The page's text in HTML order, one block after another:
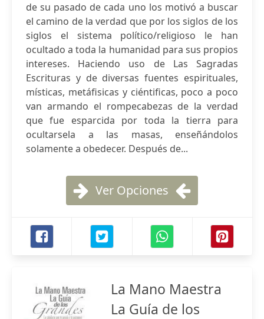
de su pasado de cada uno los motivó a buscar
el camino de la verdad que por los siglos de los
siglos el sistema político/religioso le han
ocultado a toda la humanidad para sus propios
intereses. Haciendo uso de Las Sagradas
Escrituras y de diversas fuentes espirituales,
místicas, metáfisicas y ciéntificas, poco a poco
van armando el rompecabezas de la verdad
que fue esparcida por toda la tierra para
ocultarsela a las masas, enseñándolos
solamente a obedecer. Después de...
Ver Opciones
La Mano Maestra
La Guía de los